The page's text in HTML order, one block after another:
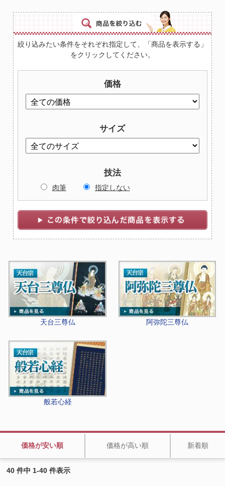
絞り込みたい条件をそれぞれ指定して、「商品を表示する」
をクリックしてください。
価格
サイズ
技法
肉筆 指定しない
天台三尊仏 阿弥陀三尊仏
般若心経
価格が安い順 価格が高い順 新着順
40 件中 1-40 件表示